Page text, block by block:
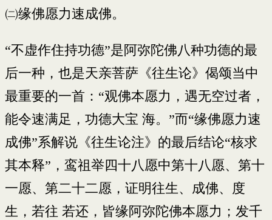
㈡缘佛愿力速成佛。
“不虚作住持功德”是阿弥陀佛八种功德的最
后一种，也是天亲菩萨《往生论》偈颂当中
最重要的一首：“观佛本愿力，遇无空过者，
能令速满足，功德大宝 海。”而“缘佛愿力速
成佛”系解说《往生论注》的最后结论“核求
其本释”，鸾祖举四十八愿中第十八愿、第十
一愿、第二十二愿，证明往生、成佛、度
生，若往 若还，皆缘阿弥陀佛本愿力；发千